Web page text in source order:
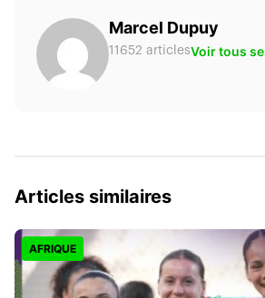
Marcel Dupuy
11652 articlesVoir tous
Articles similaires
AFRIQUE